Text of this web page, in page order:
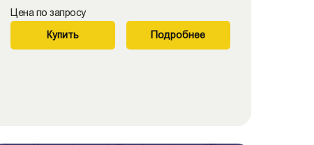
Цена по запросу
Купить Подробнее